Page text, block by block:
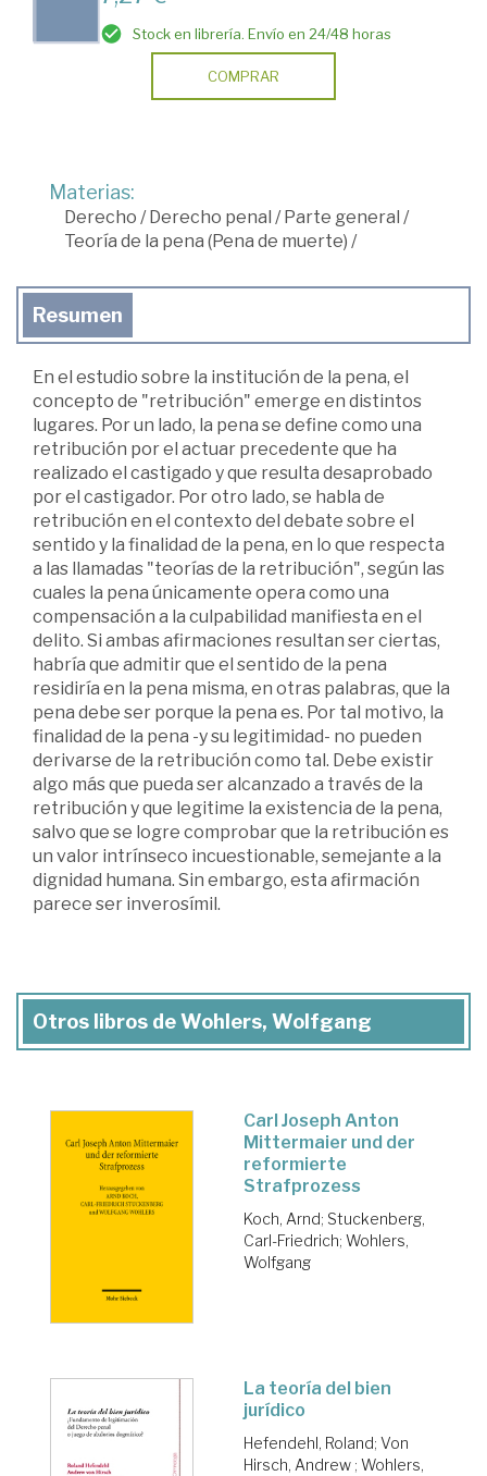
Stock en librería. Envío en 24/48 horas
COMPRAR
Materias:
Derecho / Derecho penal / Parte general /
Teoría de la pena (Pena de muerte) /
Resumen
En el estudio sobre la institución de la pena, el
concepto de "retribución" emerge en distintos
lugares. Por un lado, la pena se define como una
retribución por el actuar precedente que ha
realizado el castigado y que resulta desaprobado
por el castigador. Por otro lado, se habla de
retribución en el contexto del debate sobre el
sentido y la finalidad de la pena, en lo que respecta
a las llamadas "teorías de la retribución", según las
cuales la pena únicamente opera como una
compensación a la culpabilidad manifiesta en el
delito. Si ambas afirmaciones resultan ser ciertas,
habría que admitir que el sentido de la pena
residiría en la pena misma, en otras palabras, que la
pena debe ser porque la pena es. Por tal motivo, la
finalidad de la pena -y su legitimidad- no pueden
derivarse de la retribución como tal. Debe existir
algo más que pueda ser alcanzado a través de la
retribución y que legitime la existencia de la pena,
salvo que se logre comprobar que la retribución es
un valor intrínseco incuestionable, semejante a la
dignidad humana. Sin embargo, esta afirmación
parece ser inverosímil.
Otros libros de Wohlers, Wolfgang
Carl Joseph Anton
Mittermaier und der
reformierte
Strafprozess
Koch, Arnd; Stuckenberg,
Carl-Friedrich; Wohlers,
Wolfgang
La teoría del bien
jurídico
Hefendehl, Roland; Von
Hirsch, Andrew ; Wohlers,